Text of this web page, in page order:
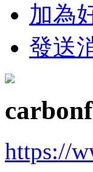
加為
發送
https://